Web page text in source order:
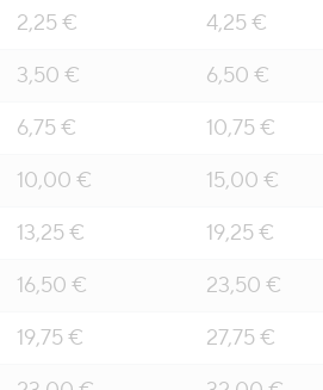
2,25 €
4,25 €
3,50 €
6,50 €
6,75 €
10,75 €
10,00 €
15,00 €
13,25 €
19,25 €
16,50 €
23,50 €
19,75 €
27,75 €